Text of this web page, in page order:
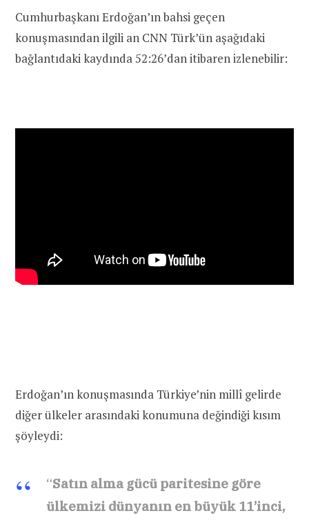
Cumhurbaşkanı Erdoğan’ın bahsi geçen
konuşmasından ilgili an CNN Türk’ün aşağıdaki
bağlantıdaki kaydında 52:26’dan itibaren izlenebilir:
Erdoğan’ın konuşmasında Türkiye’nin millî gelirde
diğer ülkeler arasındaki konumuna değindiği kısım
şöyleydi:
“Satın alma gücü paritesine göre
ülkemizi dünyanın en büyük 11’inci,